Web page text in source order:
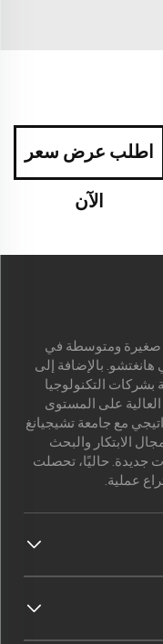
اطلب عرض سعر
الآن
صغيرة ومتوسطة في
بالإضافة إلى
بشركات التكنولوجيا
العالية على المستوى
مع جامعة تشيجيانغ
مجال الابتكار والبحث
جديدة. حاليًا، تحصلت